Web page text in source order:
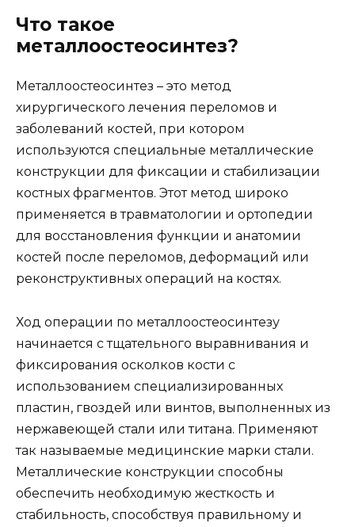
Что такое
металлоостеосинтез?
Металлоостеосинтез – это метод
хирургического лечения переломов и
заболеваний костей, при котором
используются специальные металлические
конструкции для фиксации и стабилизации
костных фрагментов. Этот метод широко
применяется в травматологии и ортопедии
для восстановления функции и анатомии
костей после переломов, деформаций или
реконструктивных операций на костях.
Ход операции по металлоостеосинтезу
начинается с тщательного выравнивания и
фиксирования осколков кости с
использованием специализированных
пластин, гвоздей или винтов, выполненных из
нержавеющей стали или титана. Применяют
так называемые медицинские марки стали.
Металлические конструкции способны
обеспечить необходимую жесткость и
стабильность, способствуя правильному и